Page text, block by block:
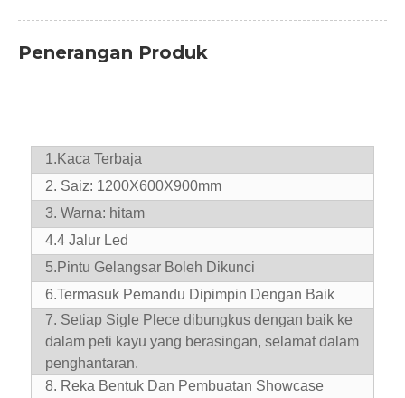
Penerangan Produk
1. Kaca Terbaja
2. Saiz: 1200X600X900mm
3. Warna: hitam
4.4 Jalur Led
5. Pintu Gelangsar Boleh Dikunci
6.Termasuk Pemandu Dipimpin Dengan Baik
7. Setiap Sigle Plece dibungkus dengan baik ke
dalam peti kayu yang berasingan, selamat dalam
penghantaran.
8. Reka Bentuk Dan Pembuatan Showcase